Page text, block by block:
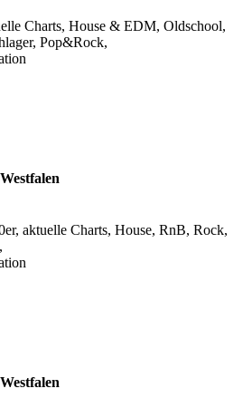
Charts, House & EDM, Oldschool,
Pop&Rock,
aktuelle Charts, House, RnB, Rock,